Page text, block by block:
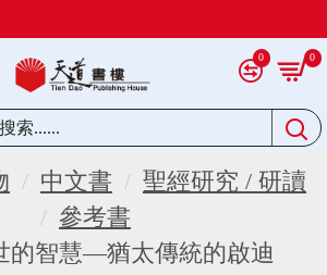
0 0
中文書
聖經研究 / 研讀
參考書
的智慧—猶太傳統的啟迪